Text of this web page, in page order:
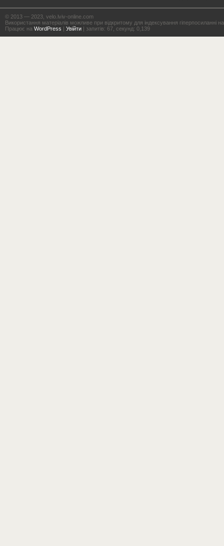
© 2013 — 2023, velo.lviv-online.com
Використання матеріалів можливе при відкритому для індексування гіперпосиланні
Працює на WordPress | Увійти | запитів: 67, секунд: 0,139